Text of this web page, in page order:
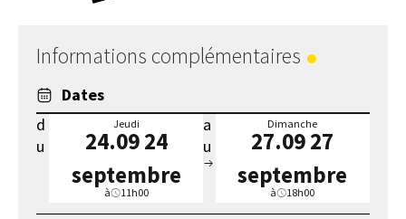
Informations complémentaires
Dates
d
u
Jeudi
24.0924
septembre
à 11h00
a
u
Dimanche
27.0927
septembre
à 18h00